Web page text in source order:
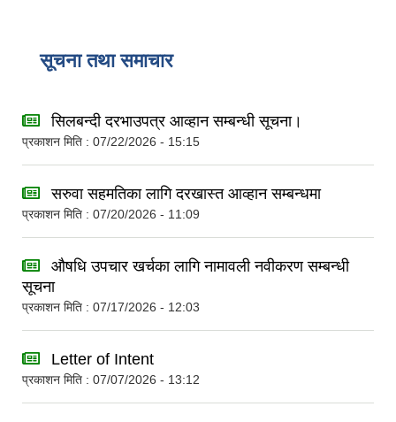
सूचना तथा समाचार
सिलबन्दी दरभाउपत्र आव्हान सम्बन्धी सूचना।
प्रकाशन मिति : 07/22/2026 - 15:15
सरुवा सहमतिका लागि दरखास्त आव्हान सम्बन्धमा
प्रकाशन मिति : 07/20/2026 - 11:09
औषधि उपचार खर्चका लागि नामावली नवीकरण सम्बन्धी
सूचना
प्रकाशन मिति : 07/17/2026 - 12:03
Letter of Intent
प्रकाशन मिति : 07/07/2026 - 13:12